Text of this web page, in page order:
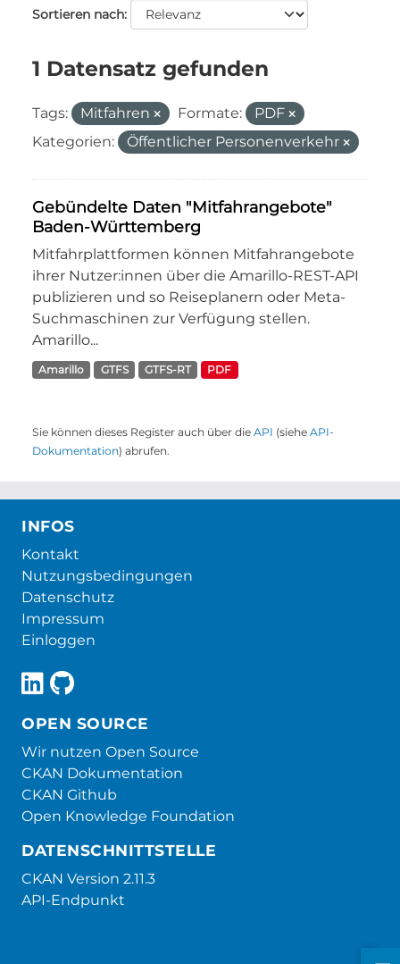
Sortieren nach
1 Datensatz gefunden
Tags: Mitfahren Formate:
PDF
Kategorien:
Öffentlicher Personenverkehr
Gebündelte Daten "Mitfahrangebote"
Baden-Württemberg
Mitfahrplattformen können Mitfahrangebote
ihrer Nutzer:innen über die Amarillo-REST-API
publizieren und so Reiseplanern oder Meta-
Suchmaschinen zur Verfügung stellen.
Amarillo...
Amarillo GTFS GTFS-RT PDF
Sie können dieses Register auch über die API (siehe API-
Dokumentation) abrufen.
INFOS
Kontakt
Nutzungsbedingungen
Datenschutz
Impressum
Einloggen
OPEN SOURCE
Wir nutzen Open Source
CKAN Dokumentation
CKAN Github
Open Knowledge Foundation
DATENSCHNITTSTELLE
CKAN Version 2.11.3
API-Endpunkt